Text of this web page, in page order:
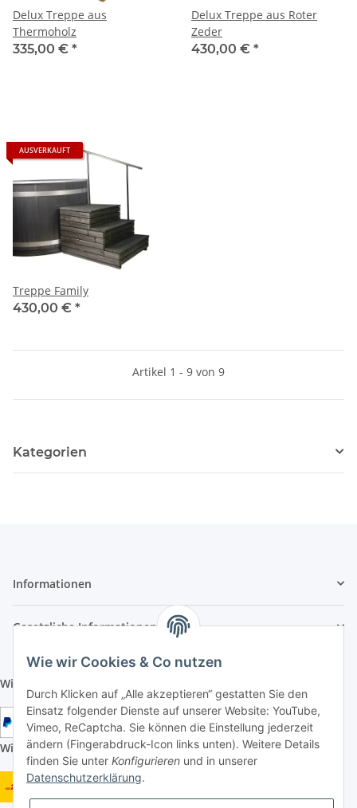
Delux Treppe aus
Thermoholz
335,00 € *
Delux Treppe aus Roter
Zeder
430,00 € *
AUSVERKAUFT
Treppe Family
430,00 € *
Artikel 1 - 9 von 9
Kategorien
Informationen
Gesetzliche Informationen
Wir aktzeptieren folgende Zahlungsarten:
Wir versenden mit folgenden Versandarten:
Wie wir Cookies & Co nutzen
Durch Klicken auf „Alle akzeptieren“ gestatten Sie den
Einsatz folgender Dienste auf unserer Website: YouTube,
Vimeo, ReCaptcha. Sie können die Einstellung jederzeit
ändern (Fingerabdruck-Icon links unten). Weitere Details
finden Sie unter Konfigurieren und in unserer
Datenschutzerklärung.